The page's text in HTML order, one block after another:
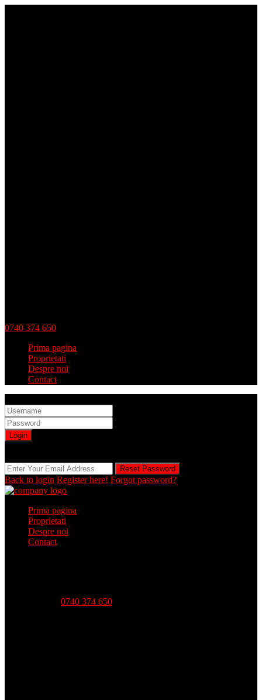
0740 374 650
Prima pagina
Proprietati
Despre noi
Contact
Login
Reset Password
Back to login Register here! Forgot password?
Prima pagina
Proprietati
Despre noi
Contact
0740 374 650